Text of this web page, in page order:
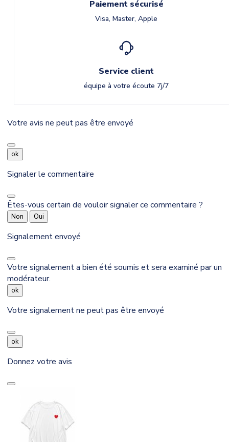
Paiement sécurisé
Visa, Master, Apple
Service client
équipe à votre écoute 7j/7
Votre avis ne peut pas être envoyé
ok
Signaler le commentaire
Êtes-vous certain de vouloir signaler ce commentaire ?
Non Oui
Signalement envoyé
Votre signalement a bien été soumis et sera examiné par un
modérateur.
ok
Votre signalement ne peut pas être envoyé
ok
Donnez votre avis